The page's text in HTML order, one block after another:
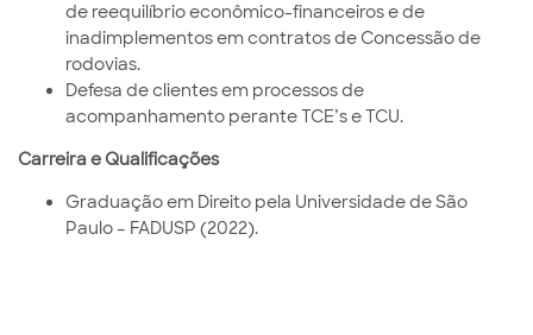
de reequilíbrio econômico-financeiros e de
inadimplementos em contratos de Concessão de
rodovias.
Defesa de clientes em processos de
acompanhamento perante TCE’s e TCU.
Carreira e Qualificações
Graduação em Direito pela Universidade de São
Paulo – FADUSP (2022).